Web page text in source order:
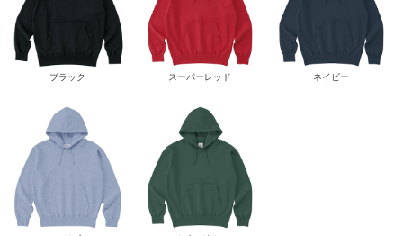
ブラック スーパーレッド ネイビー